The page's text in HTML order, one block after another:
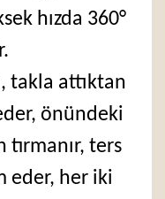
hızda 360°
takla attıktan
önündeki
ters
eder, her iki